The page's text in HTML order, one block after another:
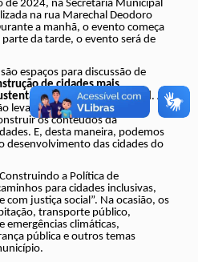
de 2024, na Secretaria Municipal
na rua Marechal Deodoro
a manhã, o evento começa
parte da tarde, o evento será de
espaços para discussão de
de cidades mais
e com justiça social . As
levadas às Conferências
os conteúdos da
E, desta maneira, podemos
desenvolvimento das cidades do
a Política de
para cidades inclusivas,
com justiça social”. Na ocasião, os
transporte público,
emergências climáticas,
pública e outros temas